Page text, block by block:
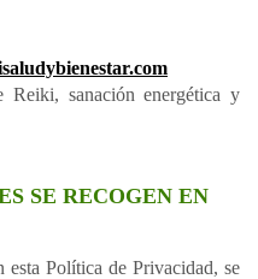
sanación energética y
SE RECOGEN EN
esta Política de Privacidad, se